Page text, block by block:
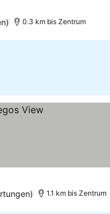
0.3 km bis Zentrum
1.1 km bis Zentrum